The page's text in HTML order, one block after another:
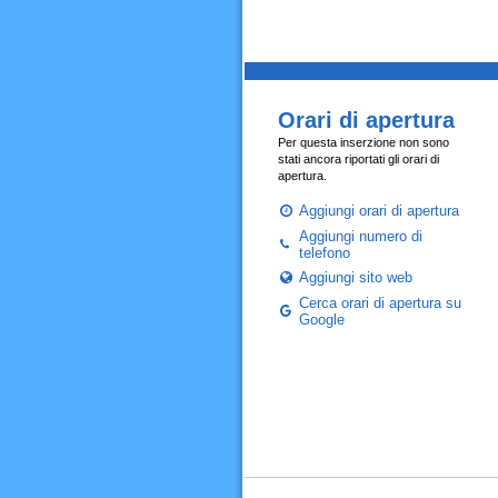
Orari di apertura
Per questa inserzione non sono
stati ancora riportati gli orari di
apertura.
Aggiungi orari di apertura
Aggiungi numero di
telefono
Aggiungi sito web
Cerca orari di apertura su
Google